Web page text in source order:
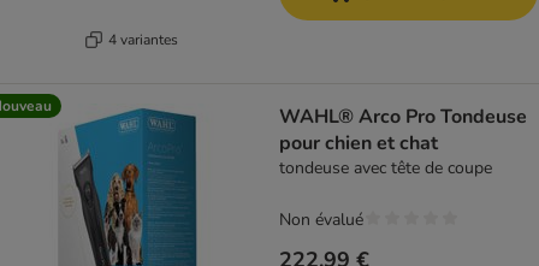
4 variantes
WAHL® Arco Pro Tondeuse
pour chien et chat
tondeuse avec tête de coupe
222,99 €
Non évalué